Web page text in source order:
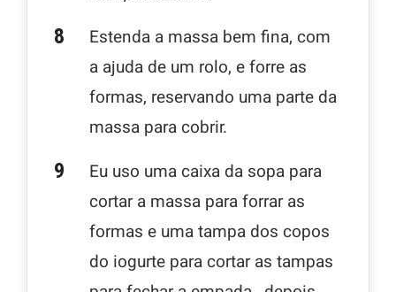
Estenda a massa bem fina, com
a ajuda de um rolo, e forre as
formas, reservando uma parte da
massa para cobrir.
Eu uso uma caixa da sopa para
cortar a massa para forrar as
formas e uma tampa dos copos
do iogurte para cortar as tampas